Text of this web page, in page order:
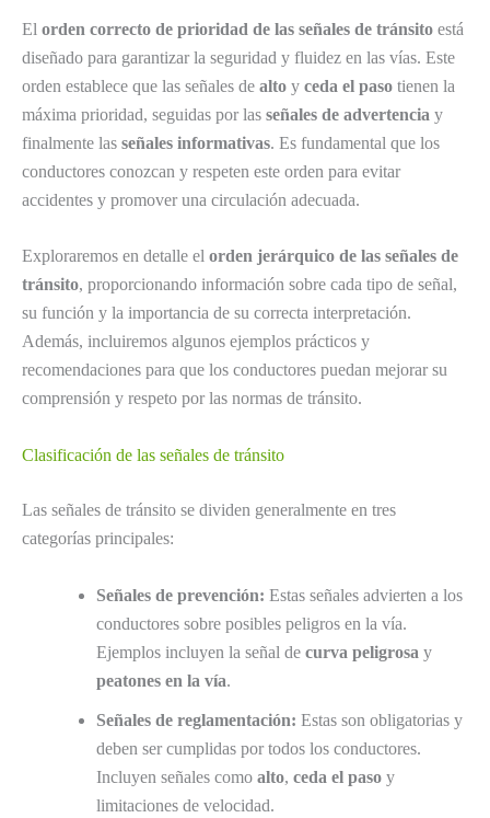
El orden correcto de prioridad de las señales de tránsito está
diseñado para garantizar la seguridad y fluidez en las vías. Este
orden establece que las señales de alto y ceda el paso tienen la
máxima prioridad, seguidas por las señales de advertencia y
finalmente las señales informativas. Es fundamental que los
conductores conozcan y respeten este orden para evitar
accidentes y promover una circulación adecuada.
Exploraremos en detalle el orden jerárquico de las señales de
tránsito, proporcionando información sobre cada tipo de señal,
su función y la importancia de su correcta interpretación.
Además, incluiremos algunos ejemplos prácticos y
recomendaciones para que los conductores puedan mejorar su
comprensión y respeto por las normas de tránsito.
Clasificación de las señales de tránsito
Las señales de tránsito se dividen generalmente en tres
categorías principales:
Señales de prevención: Estas señales advierten a los
conductores sobre posibles peligros en la vía.
Ejemplos incluyen la señal de curva peligrosa y
peatones en la vía.
Señales de reglamentación: Estas son obligatorias y
deben ser cumplidas por todos los conductores.
Incluyen señales como alto, ceda el paso y
limitaciones de velocidad.